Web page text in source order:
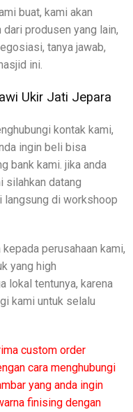
buat, kami akan
produsen yang lain,
tanya jawab,
ini.
Ukir Jati Jepara
kontak kami,
ingin beli bisa
bank kami. jika anda
silahkan datang
langsung di workshoop
perusahaan kami,
yang high
lokal tentunya, karena
kami untuk selalu
custom order
cara menghubungi
yang anda ingin
finising dengan